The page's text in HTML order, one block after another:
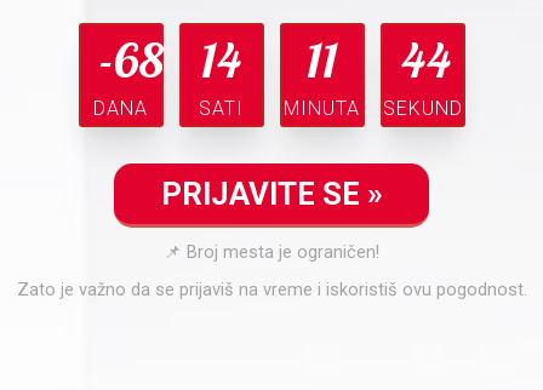
-68
DANA
14
SATI
11
MINUTA
44
SEKUNDI
PRIJAVITE SE »
📌 Broj mesta je ograničen!
Zato je važno da se prijaviš na vreme i iskoristiš ovu pogodnost.